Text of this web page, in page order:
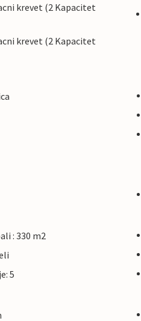
krevet (2 Kapacitet
krevet (2 Kapacitet
: 330 m2
5